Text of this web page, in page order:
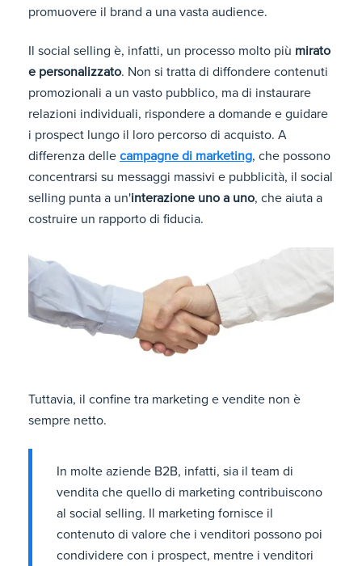
promuovere il brand a una vasta audience.
Il social selling è, infatti, un processo molto più mirato
e personalizzato. Non si tratta di diffondere contenuti
promozionali a un vasto pubblico, ma di instaurare
relazioni individuali, rispondere a domande e guidare
i prospect lungo il loro percorso di acquisto. A
differenza delle campagne di marketing, che possono
concentrarsi su messaggi massivi e pubblicità, il social
selling punta a un'interazione uno a uno, che aiuta a
costruire un rapporto di fiducia.
Tuttavia, il confine tra marketing e vendite non è
sempre netto.
In molte aziende B2B, infatti, sia il team di
vendita che quello di marketing contribuiscono
al social selling. Il marketing fornisce il
contenuto di valore che i venditori possono poi
condividere con i prospect, mentre i venditori